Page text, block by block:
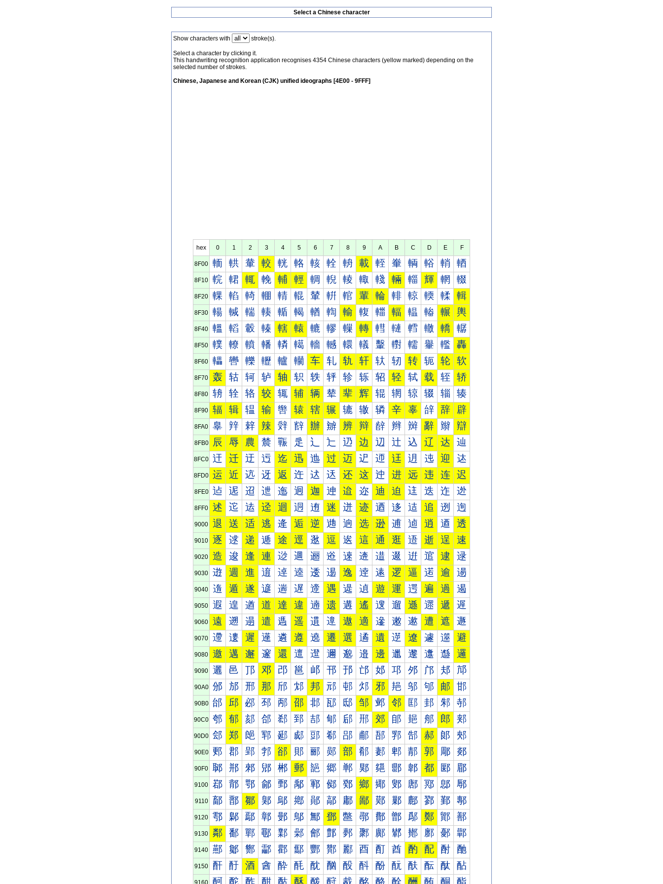
Select a Chinese character
Show characters with stroke(s).
Select a character by clicking it.
This handwriting recognition application recognises 4354 Chinese characters (yellow marked) depending on the
selected number of strokes.
Chinese, Japanese and Korean (CJK) unified ideographs [4E00 - 9FFF]
hex 0 1 2 3 4 5 6 7 8 9 A B C D E F
8F00 輀 輁 輂 較 輄 輅 輆 輇 輈 載 輊 輋 輌 輍 輎 輏
8F10 輐 輑 輒 輓 輔 輕 輖 輗 輘 輙 輚 輛 輜 輝 輞 輟
8F20 輠 輡 輢 輣 輤 輥 輦 輧 輨 輩 輪 輫 輬 輭 輮 輯
8F30 輰 輱 輲 輳 輴 輵 輶 輷 輸 輹 輺 輻 輼 輽 輾 輿
8F40 轀 轁 轂 轃 轄 轅 轆 轇 轈 轉 轊 轋 轌 轍 轎 轏
8F50 轐 轑 轒 轓 轔 轕 轖 轗 轘 轙 轚 轛 轜 轝 轞 轟
8F60 轠 轡 轢 轣 轤 轥 车 轧 轨 轩 轪 轫 转 轭 轮 软
8F70 轰 轱 轲 轳 轴 轵 轶 轷 轸 轹 轺 轻 轼 载 轾 轿
8F80 辀 辁 辂 较 辄 辅 辆 辇 辈 辉 辊 辋 辌 辍 辎 辏
8F90 辐 辑 辒 输 辔 辕 辖 辗 辘 辙 辚 辛 辜 辝 辞 辟
8FA0 辠 辡 辢 辣 辤 辥 辦 辧 辨 辩 辪 辫 辬 辭 辮 辯
8FB0 辰 辱 農 辳 辴 辵 辶 辷 辸 边 辺 辻 込 辽 达 辿
8FC0 迀 迁 迂 迃 迄 迅 迆 过 迈 迉 迊 迋 迌 迍 迎 迏
8FD0 运 近 迒 迓 返 迕 迖 迗 还 这 迚 进 远 违 连 迟
8FE0 迠 迡 迢 迣 迤 迥 迦 迧 迨 迩 迪 迫 迬 迭 迮 迯
8FF0 述 迱 迲 迳 迴 迵 迶 迷 迸 迹 迺 迻 迼 追 迾 迿
9000 退 送 适 逃 逄 逅 逆 逇 逈 选 逊 逋 逌 逍 逎 透
9010 逐 逑 递 逓 途 逕 逖 逗 逘 這 通 逛 逜 逝 逞 速
9020 造 逡 逢 連 逤 逥 逦 逧 逨 逩 逪 逫 逬 逭 逮 逯
9030 逰 週 進 逳 逴 逵 逶 逷 逸 逹 逺 逻 逼 逽 逾 逿
9040 遀 遁 遂 遃 遄 遅 遆 遇 遈 遉 遊 運 遌 遍 過 遏
9050 遐 遑 遒 道 達 違 遖 遗 遘 遙 遚 遛 遜 遝 遞 遟
9060 遠 遡 遢 遣 遤 遥 遦 遧 遨 適 遪 遫 遬 遭 遮 遯
9070 遰 遱 遲 遳 遴 遵 遶 遷 選 遹 遺 遻 遼 遽 遾 避
9080 邀 邁 邂 邃 還 邅 邆 邇 邈 邉 邊 邋 邌 邍 邎 邏
9090 邐 邑 邒 邓 邔 邕 邖 邗 邘 邙 邚 邛 邜 邝 邞 邟
90A0 邠 邡 邢 那 邤 邥 邦 邧 邨 邩 邪 邫 邬 邭 邮 邯
90B0 邰 邱 邲 邳 邴 邵 邶 邷 邸 邹 邺 邻 邼 邽 邾 邿
90C0 郀 郁 郂 郃 郄 郅 郆 郇 郈 郉 郊 郋 郌 郍 郎 郏
90D0 郐 郑 郒 郓 郔 郕 郖 郗 郘 郙 郚 郛 郜 郝 郞 郟
90E0 郠 郡 郢 郣 郤 郥 郦 郧 部 郩 郪 郫 郬 郭 郮 郯
90F0 郰 郱 郲 郳 郴 郵 郶 郷 郸 郹 郺 郻 郼 都 郾 郿
9100 鄀 鄁 鄂 鄃 鄄 鄅 鄆 鄇 鄈 鄉 鄊 鄋 鄌 鄍 鄎 鄏
9110 鄐 鄑 鄒 鄓 鄔 鄕 鄖 鄗 鄘 鄙 鄚 鄛 鄜 鄝 鄞 鄟
9120 鄠 鄡 鄢 鄣 鄤 鄥 鄦 鄧 鄨 鄩 鄪 鄫 鄬 鄭 鄮 鄯
9130 鄰 鄱 鄲 鄳 鄴 鄵 鄶 鄷 鄸 鄹 鄺 鄻 鄼 鄽 鄾 鄿
9140 酀 酁 酂 酃 酄 酅 酆 酇 酈 酉 酊 酋 酌 配 酎 酏
9150 酐 酑 酒 酓 酔 酕 酖 酗 酘 酙 酚 酛 酜 酝 酞 酟
9160 酠 酡 酢 酣 酤 酥 酦 酧 酨 酩 酪 酫 酬 酭 酮 酯